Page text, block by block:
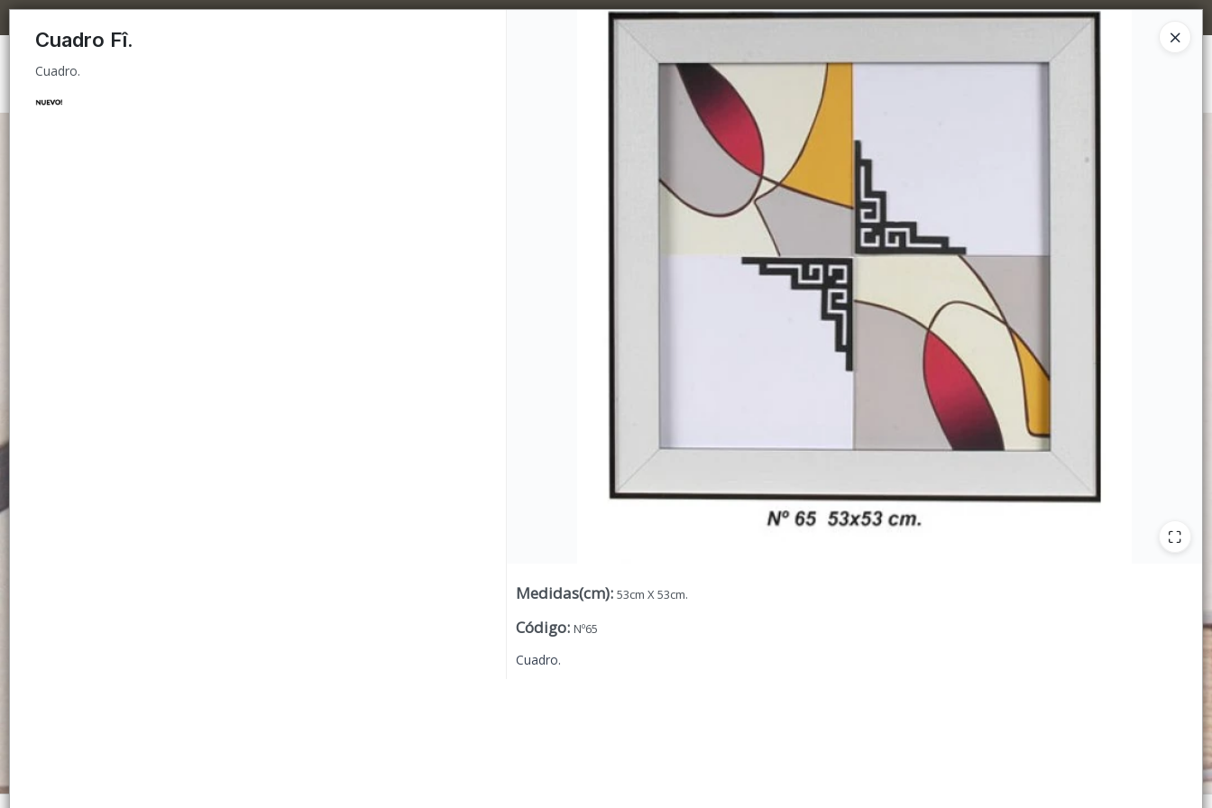
Cuadro.
Cuadro Fî.
Cuadro.
Medidas(cm): 53cm X 53cm.
Código: Nº65
Cuadro.
5% OFF superando los $300.000 / 10% OFF superando los $600.000
Ingresar a la Tienda
CÓMO COMPRAR